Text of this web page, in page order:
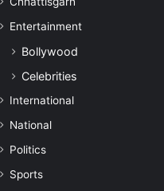
Entertainment
Bollywood
Celebrities
International
National
Politics
Sports